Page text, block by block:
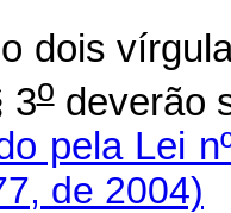
dois
3o
pela Lei
de 2004)